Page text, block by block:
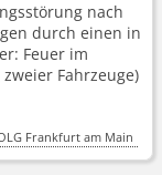
nach
durch einen in
Feuer im
Fahrzeuge)
Frankfurt am Main